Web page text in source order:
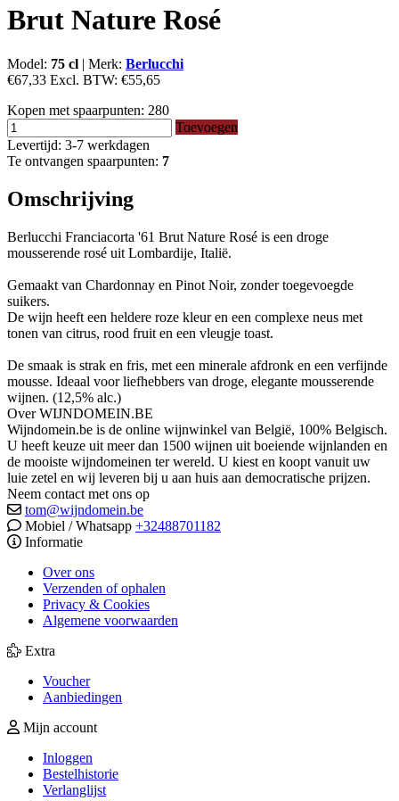
Brut Nature Rosé
Model: 75 cl | Merk: Berlucchi
€67,33 Excl. BTW: €55,65
Kopen met spaarpunten: 280
Toevoegen
Levertijd: 3-7 werkdagen
Te ontvangen spaarpunten: 7
Omschrijving
Berlucchi Franciacorta '61 Brut Nature Rosé is een droge
mousserende rosé uit Lombardije, Italië.
Gemaakt van Chardonnay en Pinot Noir, zonder toegevoegde
suikers.
De wijn heeft een heldere roze kleur en een complexe neus met
tonen van citrus, rood fruit en een vleugje toast.
De smaak is strak en fris, met een minerale afdronk en een verfijnde
mousse. Ideaal voor liefhebbers van droge, elegante mousserende
wijnen. (12,5% alc.)
Over WIJNDOMEIN.BE
Wijndomein.be is de online wijnwinkel van België, 100% Belgisch.
U heeft keuze uit meer dan 1500 wijnen uit boeiende wijnlanden en
de mooiste wijndomeinen ter wereld. U kiest en koopt vanuit uw
luie zetel en wij leveren bij u aan huis aan democratische prijzen.
Neem contact met ons op
tom@wijndomein.be
Mobiel / Whatsapp +32488701182
Informatie
Over ons
Verzenden of ophalen
Privacy & Cookies
Algemene voorwaarden
Extra
Voucher
Aanbiedingen
Mijn account
Inloggen
Bestelhistorie
Verlanglijst